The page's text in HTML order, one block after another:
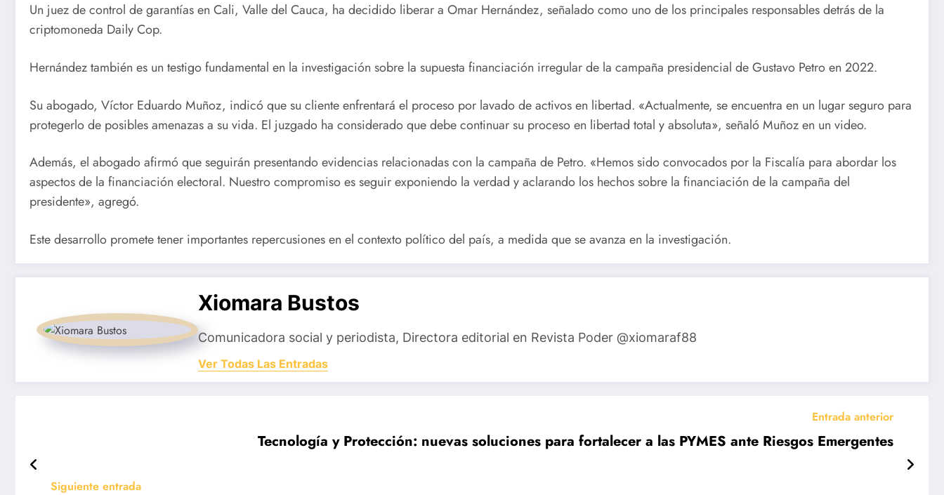
Un juez de control de garantías en Cali, Valle del Cauca, ha decidido liberar a Omar Hernández, señalado como uno de los principales responsables detrás de la
criptomoneda Daily Cop.
Hernández también es un testigo fundamental en la investigación sobre la supuesta financiación irregular de la campaña presidencial de Gustavo Petro en 2022.
Su abogado, Víctor Eduardo Muñoz, indicó que su cliente enfrentará el proceso por lavado de activos en libertad. «Actualmente, se encuentra en un lugar seguro para
protegerlo de posibles amenazas a su vida. El juzgado ha considerado que debe continuar su proceso en libertad total y absoluta», señaló Muñoz en un video.
Además, el abogado afirmó que seguirán presentando evidencias relacionadas con la campaña de Petro. «Hemos sido convocados por la Fiscalía para abordar los
aspectos de la financiación electoral. Nuestro compromiso es seguir exponiendo la verdad y aclarando los hechos sobre la financiación de la campaña del
presidente», agregó.
Este desarrollo promete tener importantes repercusiones en el contexto político del país, a medida que se avanza en la investigación.
Xiomara Bustos
Comunicadora social y periodista, Directora editorial en Revista Poder @xiomaraf88
Ver Todas Las Entradas
Entrada anterior
Tecnología y Protección: nuevas soluciones para fortalecer a las PYMES ante Riesgos Emergentes
Siguiente entrada